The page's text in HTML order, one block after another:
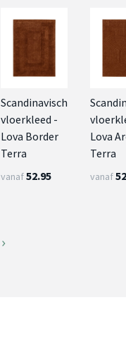
Scandinavisch
vloerkleed -
Lova Border
Terra
vanaf52.95
Lova
Terra
vanaf